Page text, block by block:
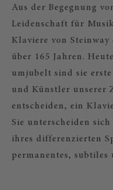
Aus der Begegnung
Leidenschaft für
Klaviere von Steinway
über 165 Jahren.
umjubelt sind sie
und Künstler unserer
entscheiden, ein
Sie unterscheiden
ihres differenzierten
permanentes,